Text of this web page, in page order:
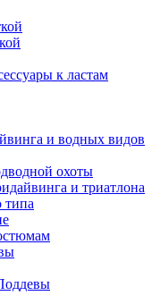
к ластам
и водных видов
охоты
и триатлона
типа